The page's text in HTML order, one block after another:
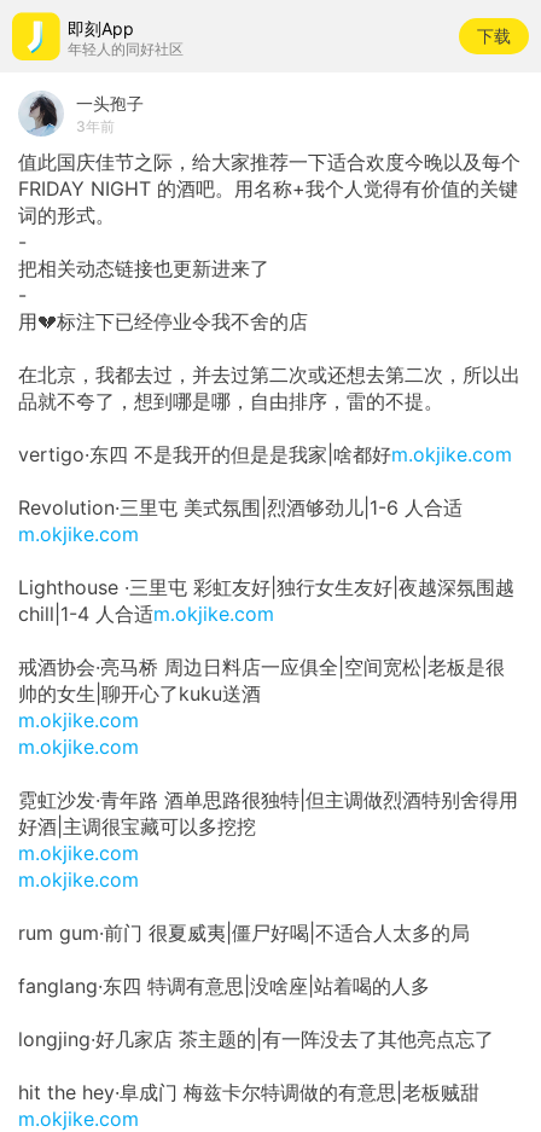
即刻App
年轻人的同好社区
下载
一头孢子
3年前
值此国庆佳节之际，给大家推荐一下适合欢度今晚以及每个
FRIDAY NIGHT 的酒吧。用名称+我个人觉得有价值的关键
词的形式。
-
把相关动态链接也更新进来了
-
用💔标注下已经停业令我不舍的店
在北京，我都去过，并去过第二次或还想去第二次，所以出
品就不夸了，想到哪是哪，自由排序，雷的不提。
vertigo·东四 不是我开的但是是我家|啥都好m.okjike.com
Revolution·三里屯 美式氛围|烈酒够劲儿|1-6 人合适
m.okjike.com
Lighthouse ·三里屯 彩虹友好|独行女生友好|夜越深氛围越
chill|1-4 人合适m.okjike.com
戒酒协会·亮马桥 周边日料店一应俱全|空间宽松|老板是很
帅的女生|聊开心了kuku送酒
m.okjike.com
m.okjike.com
霓虹沙发·青年路 酒单思路很独特|但主调做烈酒特别舍得用
好酒|主调很宝藏可以多挖挖
m.okjike.com
m.okjike.com
rum gum·前门 很夏威夷|僵尸好喝|不适合人太多的局
fanglang·东四 特调有意思|没啥座|站着喝的人多
longjing·好几家店 茶主题的|有一阵没去了其他亮点忘了
hit the hey·阜成门 梅兹卡尔特调做的有意思|老板贼甜
m.okjike.com